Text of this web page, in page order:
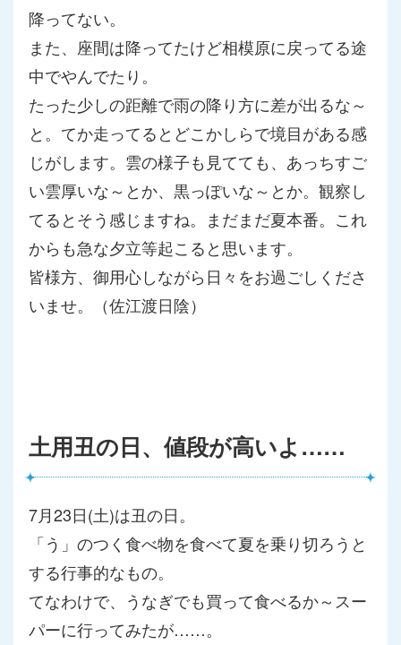
降ってない。
また、座間は降ってたけど相模原に戻ってる途
中でやんでたり。
たった少しの距離で雨の降り方に差が出るな～
と。てか走ってると どこかしらで境目がある感
じがします。雲の様子も見てても、あっちすご
い雲厚いな～とか、黒っぽいな～ とか。観察し
てるとそう感じますね。まだまだ夏本番。これ
からも急な夕立等起こると思います。
皆様方、御用心しながら日々をお過ごしくださ
いませ。（佐江渡日陰）
土用丑の日、値段が高いよ……
7月23日(土)は丑の日。
「う」のつく食べ物を食べて夏を乗り切ろうと
する行事的なもの。
てなわけで、うなぎでも買って食べるか～スー
パーに行ってみたが……。